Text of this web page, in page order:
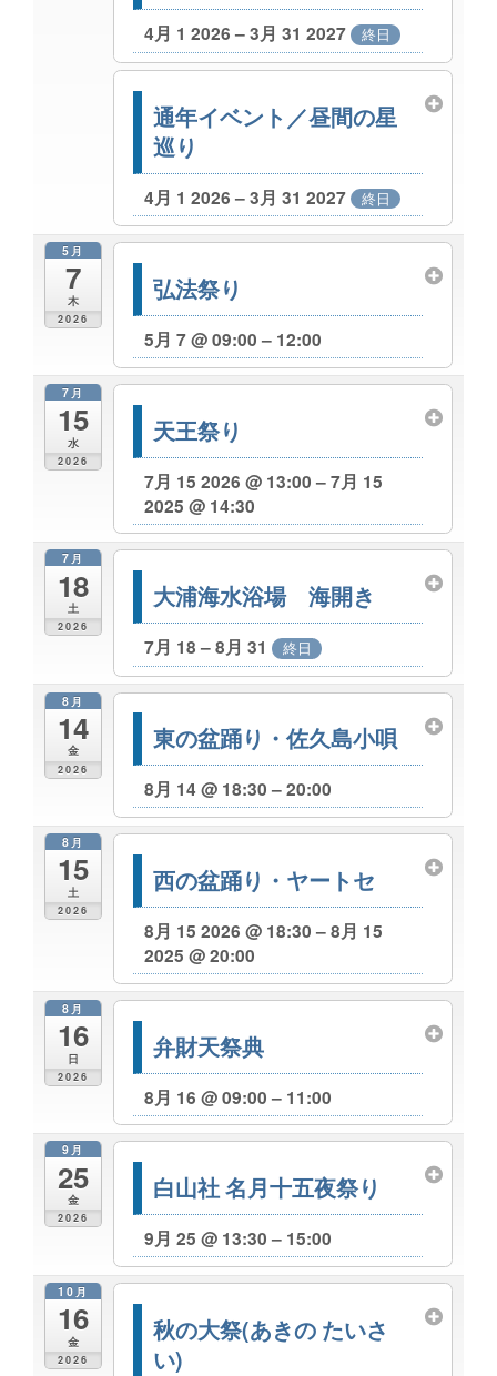
4月 1 2026 – 3月 31 2027 終日
通年イベント／昼間の星
巡り
4月 1 2026 – 3月 31 2027 終日
5月
7
木
2026
弘法祭り
5月 7 @ 09:00 – 12:00
7月
15
水
2026
天王祭り
7月 15 2026 @ 13:00 – 7月 15
2025 @ 14:30
7月
18
土
2026
大浦海水浴場 海開き
7月 18 – 8月 31 終日
8月
14
金
2026
東の盆踊り・佐久島小唄
8月 14 @ 18:30 – 20:00
8月
15
土
2026
西の盆踊り・ヤートセ
8月 15 2026 @ 18:30 – 8月 15
2025 @ 20:00
8月
16
日
2026
弁財天祭典
8月 16 @ 09:00 – 11:00
9月
25
金
2026
白山社 名月十五夜祭り
9月 25 @ 13:30 – 15:00
10月
16
金
2026
秋の大祭(あきの たいさ
い)